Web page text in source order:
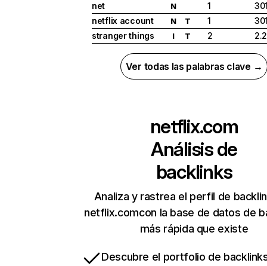
net
N 1
netflix account
N T 1
stranger things
I T 2
Ver todas las palabras clave →
netflix.com
Análisis de
backlinks
Analiza y rastrea el perfil de
netflix.comcon la base de datos de
más rápida que existe
Descubre el portfolio de